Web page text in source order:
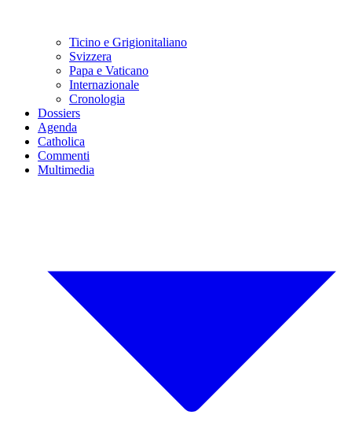
Ticino e Grigionitaliano
Svizzera
Papa e Vaticano
Internazionale
Cronologia
Dossiers
Agenda
Catholica
Commenti
Multimedia